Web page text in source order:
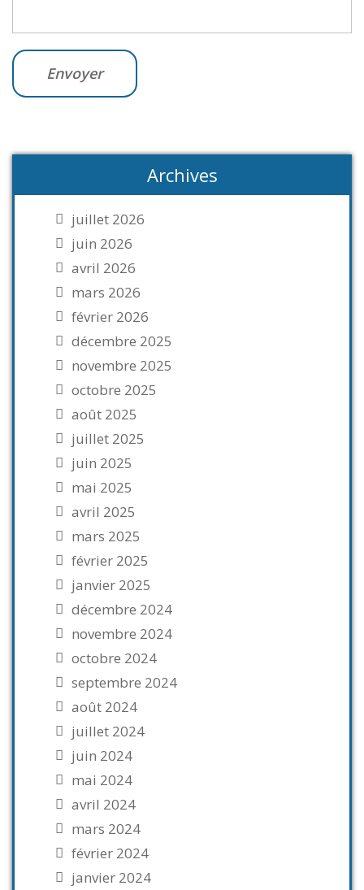
Archives
juillet 2026
juin 2026
avril 2026
mars 2026
février 2026
décembre 2025
novembre 2025
octobre 2025
août 2025
juillet 2025
juin 2025
mai 2025
avril 2025
mars 2025
février 2025
janvier 2025
décembre 2024
novembre 2024
octobre 2024
septembre 2024
août 2024
juillet 2024
juin 2024
mai 2024
avril 2024
mars 2024
février 2024
janvier 2024